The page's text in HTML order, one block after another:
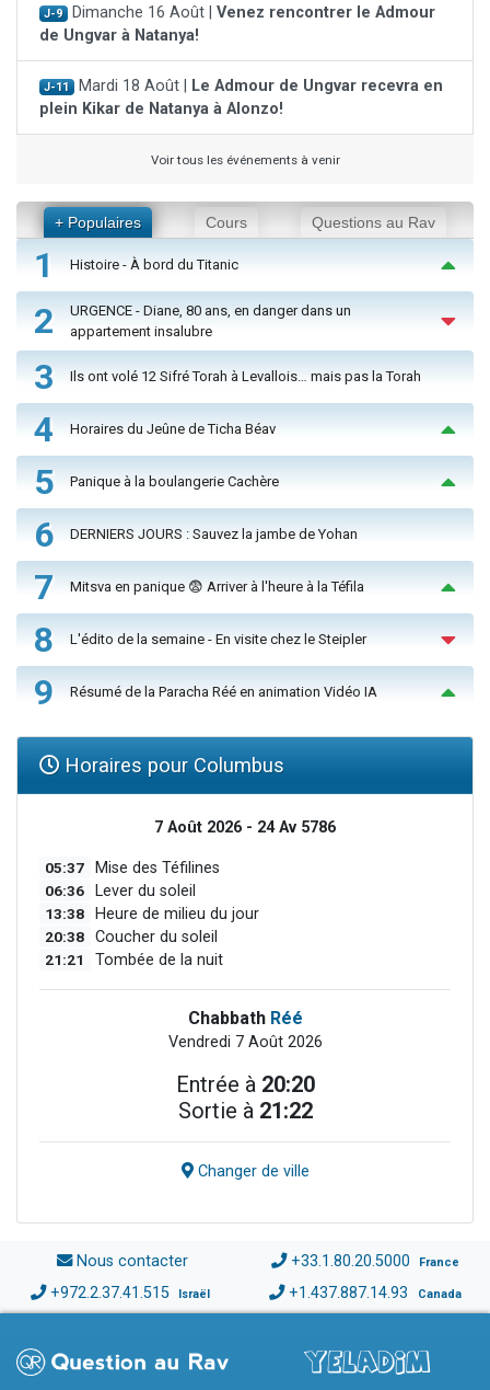
J-9 Dimanche 16 Août | Venez rencontrer le Admour
de Ungvar à Natanya!
J-11 Mardi 18 Août |
Le Admour de Ungvar recevra en
plein Kikar de Natanya à Alonzo!
Voir tous les événements à venir
+ Populaires Cours Questions au Rav
1 Histoire - À bord du Titanic
2
URGENCE - Diane, 80 ans, en danger dans un
appartement insalubre
3 Ils ont volé 12 Sifré Torah à Levallois… mais pas la Torah
4 Horaires du Jeûne de Ticha Béav
5 Panique à la boulangerie Cachère
6 DERNIERS JOURS : Sauvez la jambe de Yohan
7 Mitsva en panique 😨 Arriver à l'heure à la Téfila
8 L'édito de la semaine - En visite chez le Steipler
9 Résumé de la Paracha Réé en animation Vidéo IA
Horaires pour Columbus
7 Août 2026 - 24 Av 5786
05:37 Mise des Téfilines
06:36 Lever du soleil
13:38 Heure de milieu du jour
20:38 Coucher du soleil
21:21 Tombée de la nuit
Chabbath Réé
Vendredi 7 Août 2026
Entrée à 20:20
Sortie à 21:22
Changer de ville
Nous contacter +33.1.80.20.5000 France
+972.2.37.41.515 Israël +1.437.887.14.93 Canada